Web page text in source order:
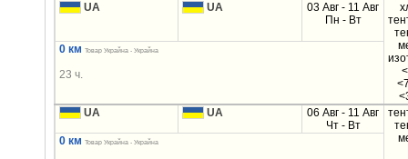
UA
UA
03 Авг - 11 Авг
Пн - Вт
0 км Товар Украйна - Украйна
23 ч.
UA UA
06 Авг - 11 Авг
Чт - Вт
0 км Товар Украйна - Украйна